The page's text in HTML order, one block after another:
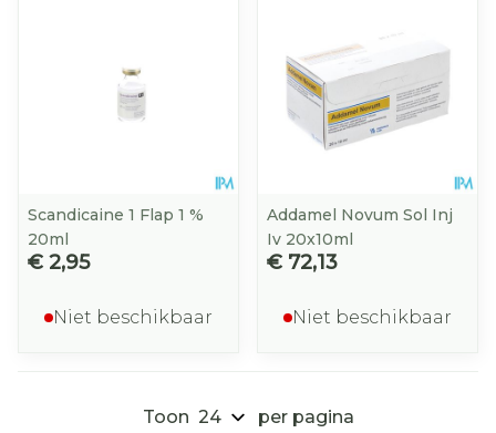
Scandicaine 1 Flap 1 %
20ml
€ 2,95
Niet beschikbaar
Addamel Novum Sol Inj
Iv 20x10ml
€ 72,13
Niet beschikbaar
Toon per pagina